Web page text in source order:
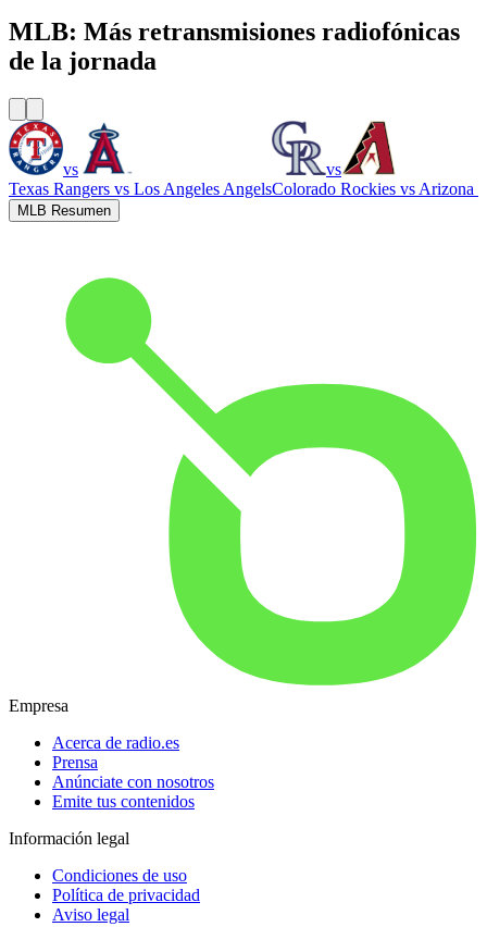
MLB: Más retransmisiones radiofónicas
de la jornada
vs
Texas Rangers vs Los Angeles Angels
vs
Colorado Rockies vs Arizona
MLB Resumen
Empresa
Acerca de radio.es
Prensa
Anúnciate con nosotros
Emite tus contenidos
Información legal
Condiciones de uso
Política de privacidad
Aviso legal